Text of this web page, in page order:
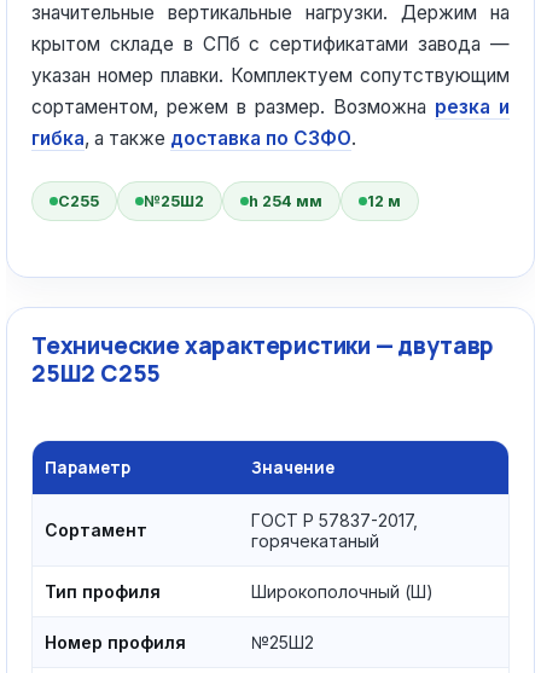
значительные вертикальные нагрузки. Держим на
крытом складе в СПб с сертификатами завода —
указан номер плавки. Комплектуем сопутствующим
сортаментом, режем в размер. Возможна резка и
гибка, а также доставка по СЗФО.
С255 №25Ш2 h 254 мм 12 м
Технические характеристики — двутавр
25Ш2 С255
Параметр Значение
Сортамент
ГОСТ Р 57837-2017,
горячекатаный
Тип профиля Широкополочный (Ш)
Номер профиля №25Ш2